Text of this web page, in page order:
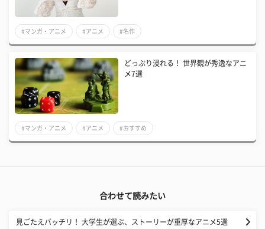
#マンガ・アニメ #アニメ #名作
どっぷり浸れる！ 世界観が秀逸なアニ
メ7選
#マンガ・アニメ #アニメ #おすすめ
合わせて読みたい
見ごたえバッチリ！ 大学生が選ぶ、ストーリーが重厚なアニメ5選